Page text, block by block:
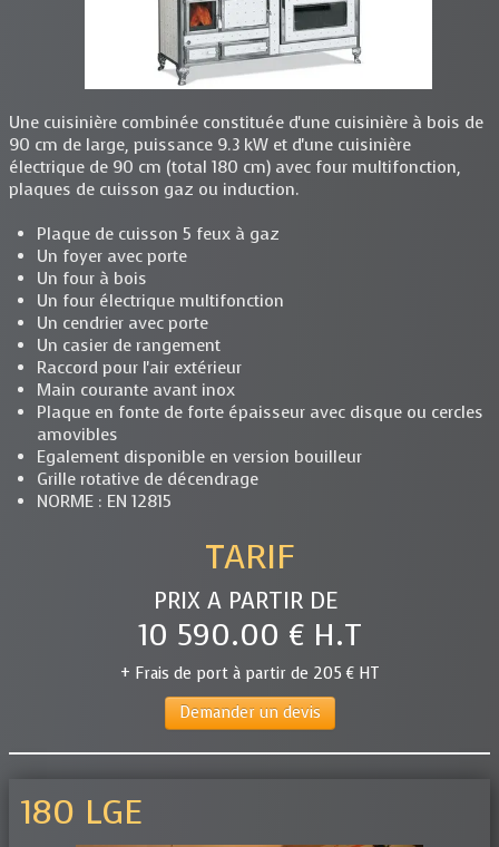
Une cuisinière combinée constituée d'une cuisinière à bois de
90 cm de large, puissance 9.3 kW et d'une cuisinière
électrique de 90 cm (total 180 cm) avec four multifonction,
plaques de cuisson gaz ou induction.
Plaque de cuisson 5 feux à gaz
Un foyer avec porte
Un four à bois
Un four électrique multifonction
Un cendrier avec porte
Un casier de rangement
Raccord pour l'air extérieur
Main courante avant inox
Plaque en fonte de forte épaisseur avec disque ou cercles
amovibles
Egalement disponible en version bouilleur
Grille rotative de décendrage
NORME : EN 12815
TARIF
PRIX A PARTIR DE
10 590.00 € H.T
+ Frais de port à partir de 205 € HT
Demander un devis
180 LGE